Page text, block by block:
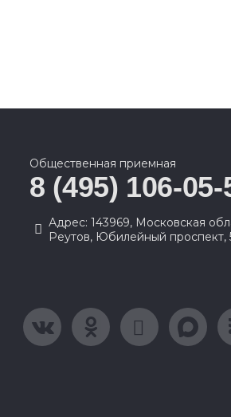
Общественная приемная
8 (495) 106-05-
Адрес: 143969, Московская
Реутов, Юбилейный проспект,